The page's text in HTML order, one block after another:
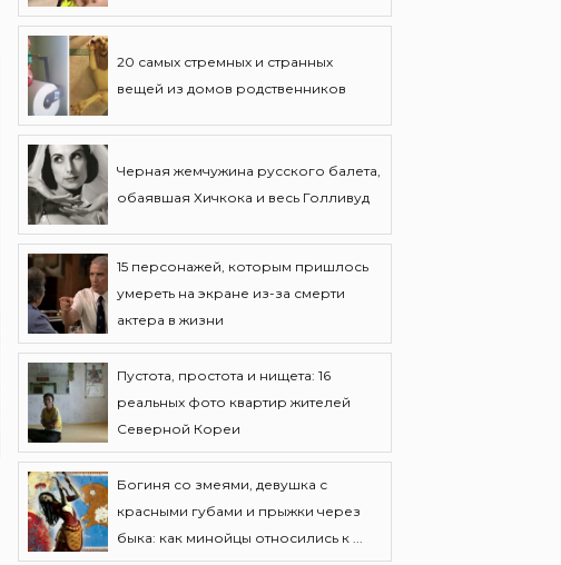
20 самых стремных и странных
вещей из домов родственников
Черная жемчужина русского балета,
обаявшая Хичкока и весь Голливуд
15 персонажей, которым пришлось
умереть на экране из-за смерти
актера в жизни
Пустота, простота и нищета: 16
реальных фото квартир жителей
Северной Кореи
Богиня со змеями, девушка с
красными губами и прыжки через
быка: как минойцы относились к ...